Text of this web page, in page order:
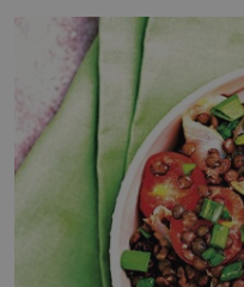
povaze, ale i v
Ženy narozené ve
nesou žár, odvahu a